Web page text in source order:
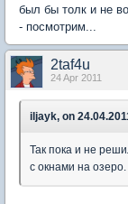
был бы толк и не
- посмотрим...
2taf4u
24 Apr 2011
iljayk, on
Так пока и не
с окнами на озеро.